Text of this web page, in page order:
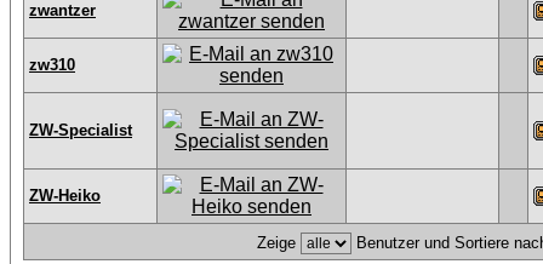
zwantzer
zw310
ZW-Specialist
ZW-Heiko
Zeige Benutzer und Sortiere